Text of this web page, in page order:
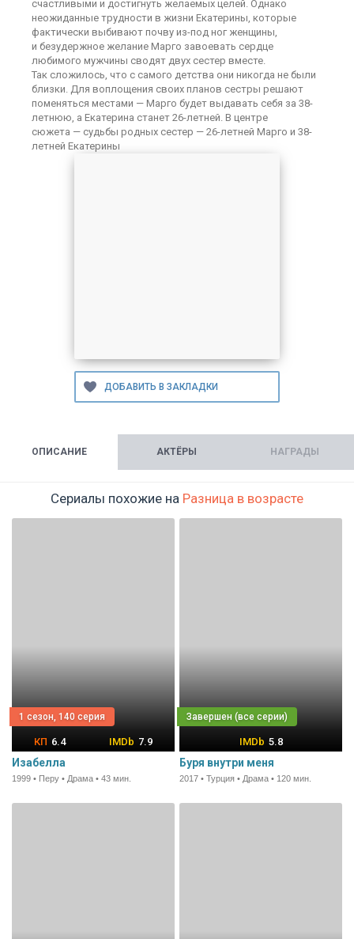
счастливыми и достигнуть желаемых целей. Однако
неожиданные трудности в жизни Екатерины, которые
фактически выбивают почву из-под ног женщины,
и безудержное желание Марго завоевать сердце
любимого мужчины сводят двух сестер вместе.
Так сложилось, что с самого детства они никогда не были
близки. Для воплощения своих планов сестры решают
поменяться местами — Марго будет выдавать себя за 38-
летнюю, а Екатерина станет 26-летней. В центре
сюжета — судьбы родных сестер — 26-летней Марго и 38-
летней Екатерины
ОПИСАНИЕ АКТЁРЫ НАГРАДЫ
Сериалы похожие на Разница в возрасте
1 сезон, 140 серия
6.4 7.9
Изабелла
1999 • Перу • Драма • 43 мин.
5.8
Буря внутри меня
2017 • Турция • Драма • 120 мин.